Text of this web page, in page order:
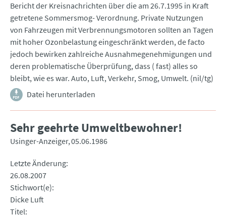
Bericht der Kreisnachrichten über die am 26.7.1995 in Kraft
getretene Sommersmog- Verordnung. Private Nutzungen
von Fahrzeugen mit Verbrennungsmotoren sollten an Tagen
mit hoher Ozonbelastung eingeschränkt werden, de facto
jedoch bewirken zahlreiche Ausnahmegenehmigungen und
deren problematische Überprüfung, dass ( fast) alles so
bleibt, wie es war. Auto, Luft, Verkehr, Smog, Umwelt. (nil/tg)
Datei herunterladen
Sehr geehrte Umweltbewohner!
Usinger-Anzeiger 05.06.1986
Letzte Änderung
26.08.2007
Stichwort(e)
Dicke Luft
Titel